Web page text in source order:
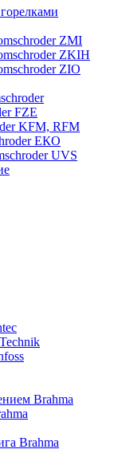
ZМI
ZKIH
ZIO
FZE
KFM, RFM
ЕКО
UVS
Brahma
Brahma